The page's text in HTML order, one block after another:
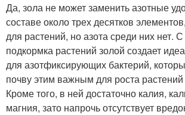
Да, зола не может заменить азотные
составе около трех десятков
для растений, но азота среди них нет.
подкормка растений золой создает
для азотфиксирующих бактерий,
почву этим важным для роста
Кроме того, в ней достаточно калия,
магния, зато напрочь отсутствует